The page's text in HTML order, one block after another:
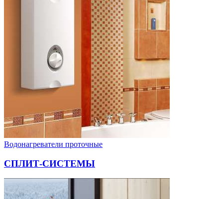
Водонагреватели проточные
СПЛИТ-СИСТЕМЫ